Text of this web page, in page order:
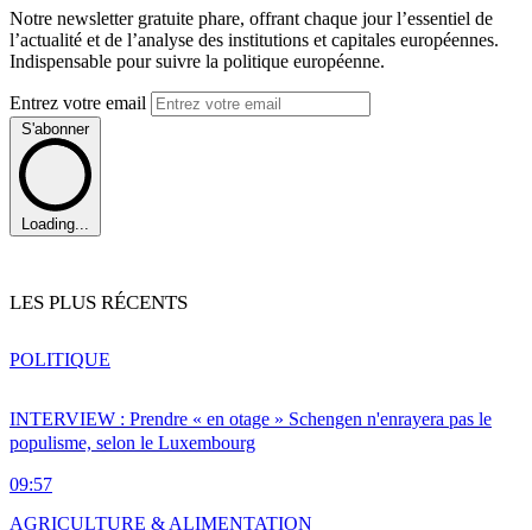
Notre newsletter gratuite phare, offrant chaque jour l’essentiel de
l’actualité et de l’analyse des institutions et capitales européennes.
Indispensable pour suivre la politique européenne.
Entrez votre email
S'abonner
Loading...
LES PLUS RÉCENTS
INTERVIEW : Prendre « en otage » Schengen n'enrayera pas le
populisme, selon le Luxembourg
09:57
POLITIQUE
AGRICULTURE & ALIMENTATION